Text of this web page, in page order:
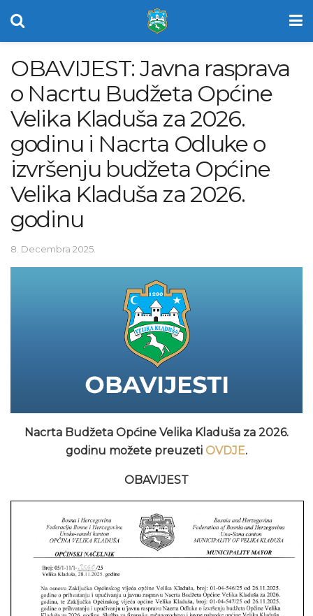
OBAVIJEST: Javna rasprava
o Nacrtu Budžeta Općine
Velika Kladuša za 2026.
godinu i Nacrta Odluke o
izvršenju budžeta Općine
Velika Kladuša za 2026.
godinu
8. Decembra 2025.
Nacrta Budžeta Općine Velika Kladuša za 2026.
godinu možete preuzeti OVDJE.
OBAVIJEST